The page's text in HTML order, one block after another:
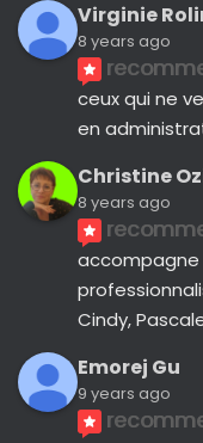
Virginie
8 years ago
ceux qui ne
en
Christine
8 years ago
accompagne
Cindy,
Emorej Gu
9 years ago